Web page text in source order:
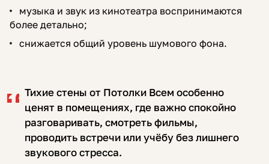
музыка и звук из кинотеатра воспринимаются
более детально;
снижается общий уровень шумового фона.
Тихие стены от Потолки Всем особенно
ценят в помещениях, где важно спокойно
разговаривать, смотреть фильмы,
проводить встречи или учёбу без лишнего
звукового стресса.